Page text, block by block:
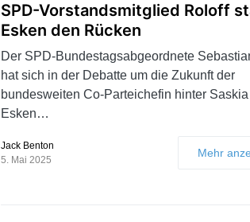
SPD-Vorstandsmitglied Roloff
Esken den Rücken
Der SPD-Bundestagsabgeordnete
hat sich in der Debatte um die Zukunft der
bundesweiten Co-Parteichefin hinter Saskia
Esken…
Jack Benton
5. Mai 2025
Mehr